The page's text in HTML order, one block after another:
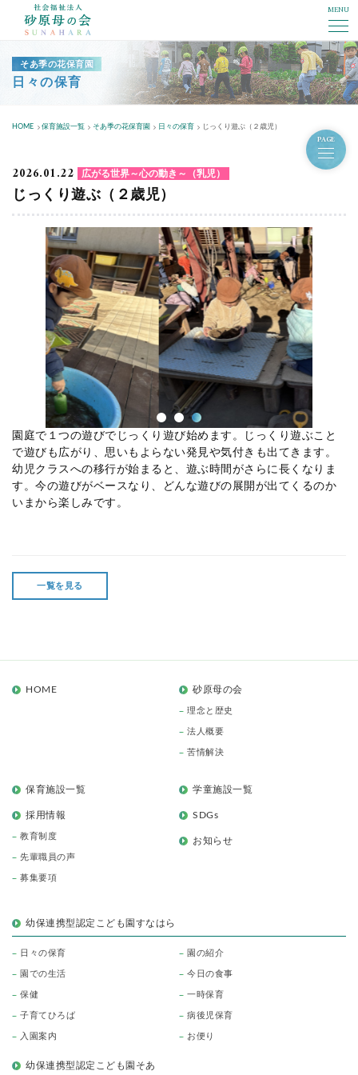
MENU
そあ季の花保育園
日々の保育
HOME 保育施設一覧 そあ季の花保育園 日々の保育 じっくり遊ぶ（２歳児）
PAGE
2026.01.22 広がる世界～心の動き～（乳児）
じっくり遊ぶ（２歳児）
園庭で１つの遊びでじっくり遊び始めます。じっくり遊ぶこと
で遊びも広がり、思いもよらない発見や気付きも出てきます。
幼児クラスへの移行が始まると、遊ぶ時間がさらに長くなりま
す。今の遊びがベースなり、どんな遊びの展開が出てくるのか
いまから楽しみです。
一覧を見る
HOME 砂原母の会
理念と歴史
法人概要
苦情解決
保育施設一覧 学童施設一覧
採用情報
教育制度
先輩職員の声
募集要項
SDGs
お知らせ
幼保連携型認定こども園すなはら
日々の保育 園の紹介
園での生活 今日の食事
保健 一時保育
子育てひろば 病後児保育
入園案内 お便り
幼保連携型認定こども園そあ